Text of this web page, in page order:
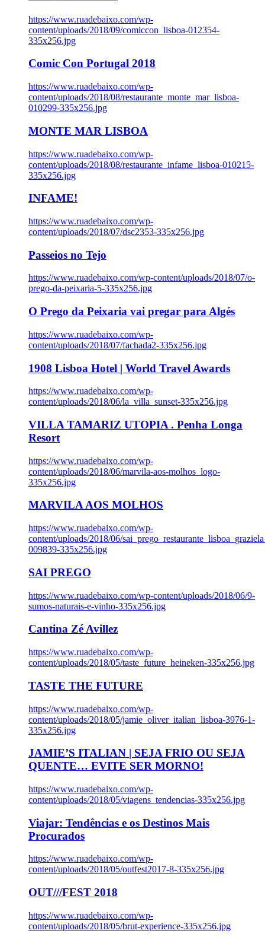
https://www.ruadebaixo.com/wp-
content/uploads/2018/09/comiccon_lisboa-012354-
335x256.jpg
Comic Con Portugal 2018
https://www.ruadebaixo.com/wp-
content/uploads/2018/08/restaurante_monte_mar_lisboa-
010299-335x256.jpg
MONTE MAR LISBOA
https://www.ruadebaixo.com/wp-
content/uploads/2018/08/restaurante_infame_lisboa-010215-
335x256.jpg
INFAME!
https://www.ruadebaixo.com/wp-
content/uploads/2018/07/dsc2353-335x256.jpg
Passeios no Tejo
https://www.ruadebaixo.com/wp-content/uploads/2018/07/o-
prego-da-peixaria-5-335x256.jpg
O Prego da Peixaria vai pregar para Algés
https://www.ruadebaixo.com/wp-
content/uploads/2018/07/fachada2-335x256.jpg
1908 Lisboa Hotel | World Travel Awards
https://www.ruadebaixo.com/wp-
content/uploads/2018/06/la_villa_sunset-335x256.jpg
VILLA TAMARIZ UTOPIA . Penha Longa
Resort
https://www.ruadebaixo.com/wp-
content/uploads/2018/06/marvila-aos-molhos_logo-
335x256.jpg
MARVILA AOS MOLHOS
https://www.ruadebaixo.com/wp-
content/uploads/2018/06/
009839-335x256.jpg
SAI PREGO
https://www.ruadebaixo.com/wp-content/uploads/2018/06/9-
sumos-naturais-e-vinho-335x256.jpg
Cantina Zé Avillez
https://www.ruadebaixo.com/wp-
content/uploads/2018/05/taste_future_heineken-335x256.jpg
TASTE THE FUTURE
https://www.ruadebaixo.com/wp-
content/uploads/2018/05/jamie_oliver_italian_lisboa-3976-1-
335x256.jpg
JAMIE’S ITALIAN | SEJA FRIO OU SEJA
QUENTE… EVITE SER MORNO!
https://www.ruadebaixo.com/wp-
content/uploads/2018/05/viagens_tendencias-335x256.jpg
Viajar: Tendências e os Destinos Mais
Procurados
https://www.ruadebaixo.com/wp-
content/uploads/2018/05/outfest2017-8-335x256.jpg
OUT///FEST 2018
https://www.ruadebaixo.com/wp-
content/uploads/2018/05/brut-experience-335x256.jpg